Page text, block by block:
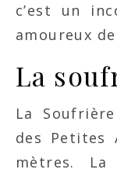
c’est un
amoureux
La
La
des Petites
mètres. La